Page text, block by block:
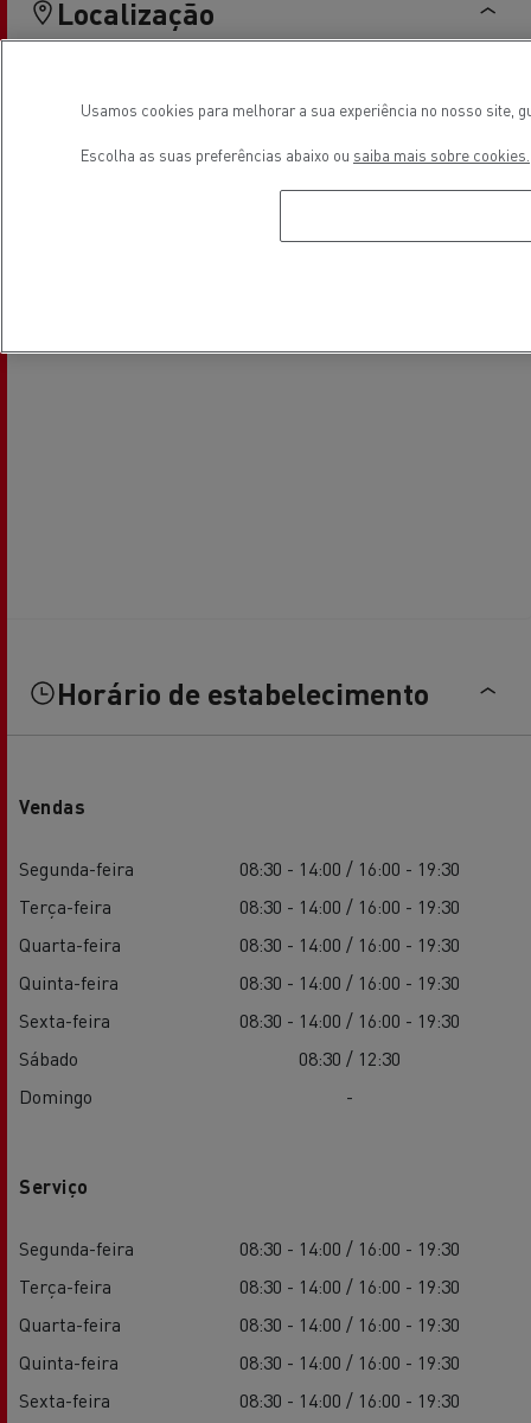
Localização
Horário de estabelecimento
Vendas
Segunda-feira
08:30 - 14:00 / 16:00 - 19:30
Terça-feira
08:30 - 14:00 / 16:00 - 19:30
Quarta-feira
08:30 - 14:00 / 16:00 - 19:30
Quinta-feira
08:30 - 14:00 / 16:00 - 19:30
Sexta-feira
08:30 - 14:00 / 16:00 - 19:30
Sábado
08:30 / 12:30
Domingo
-
Serviço
Segunda-feira
08:30 - 14:00 / 16:00 - 19:30
Terça-feira
08:30 - 14:00 / 16:00 - 19:30
Quarta-feira
08:30 - 14:00 / 16:00 - 19:30
Quinta-feira
08:30 - 14:00 / 16:00 - 19:30
Sexta-feira
08:30 - 14:00 / 16:00 - 19:30
Usamos cookies para melhorar a sua experiência no nosso site,
Escolha as suas preferências abaixo ou saiba mais sobre cookies.